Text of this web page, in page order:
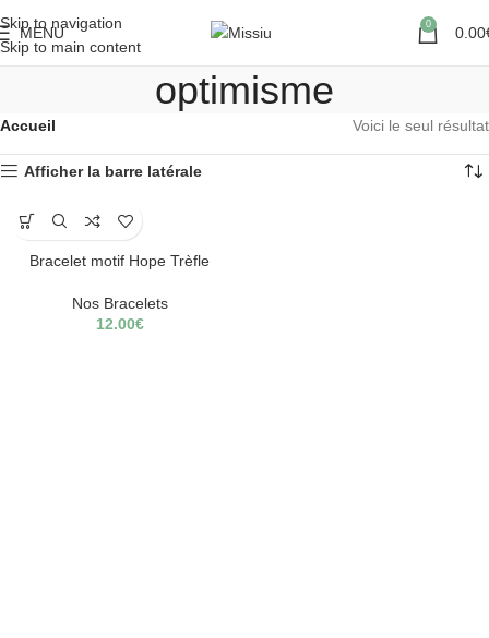
Skip to navigation
Skip to main content
MENU 0 0.00
optimisme
Accueil Voici le seul résultat
Afficher la barre latérale
Bracelet motif Hope Trèfle
Nos Bracelets
12.00€